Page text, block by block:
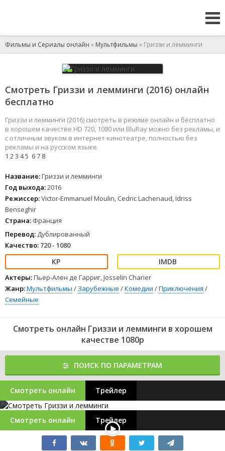
Фильмы и Сериалы онлайн » Мультфильмы » Гриззи и лемминги
Смотреть Гриззи и лемминги (2016) онлайн
бесплатно
Гриззи и лемминги (2016) смотреть в режиме онлайн и бесплатно
в хорошем качестве HD 720, 1080 или BluRay можно без рекламы, и
с отличным звуком в интернет-кинотеатре, полностью без
рекламы и на русском языке.
1 23 45 67 8
Название:Гриззи и лемминги
Год выхода:2016
Режиссер:Victor-Emmanuel Moulin, Cedric Lachenaud, Idriss
Benseghir
Страна: Франция
Перевод: Дублированный
Качество: 720 - 1080
Актеры:Пьер-Ален де Гарриг, Josselin Charier
Жанр:Мультфильмы / Зарубежные /Комедии /Приключения /
Семейные
Смотреть онлайн Гриззи и лемминги в хорошем
качестве 1080p
ПОИСК ПО ПАРАМЕТРАМ
Смотреть онлайн Трейлер
Смотреть онлайн Трейлер